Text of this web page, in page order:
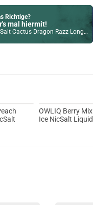
Richtige?
mal hiermit!
Cactus Dragon Razz Longfill Aroma
OWLIQ Berry Mix
Ice NicSalt Liquid